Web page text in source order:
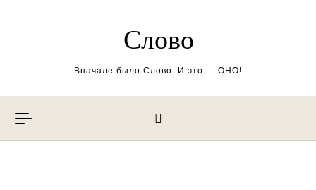
Слово
Вначале было Слово. И это — ОНО!